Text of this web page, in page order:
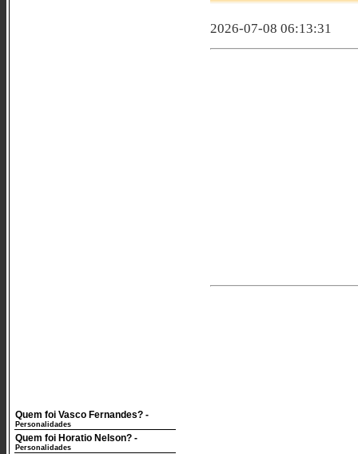
Quem foi Vasco Fernandes? -
Personalidades
Quem foi Horatio Nelson? -
Personalidades
2026-07-08 06:13:31